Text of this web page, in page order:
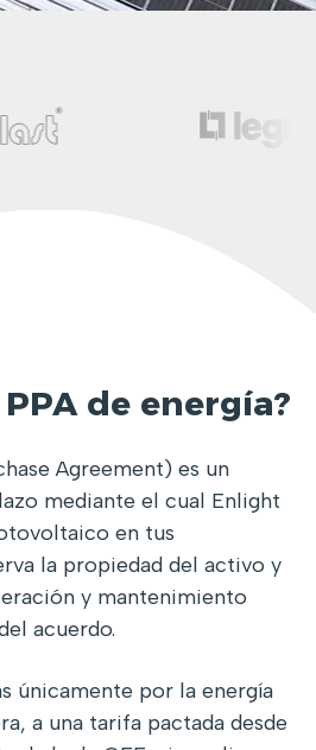
de energía?
Agreement) es un
mediante el cual Enlight
en tus
la propiedad del activo y
y mantenimiento
acuerdo.
únicamente por la energía
a una tarifa pactada desde